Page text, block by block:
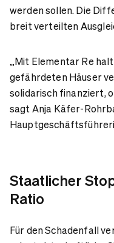
werden sollen. Die
breit verteilten
„Mit Elementar Re
gefährdeten Häuser
solidarisch finanziert,
sagt Anja Käfer-
Staatlicher
Ratio
Für den Schadenfall